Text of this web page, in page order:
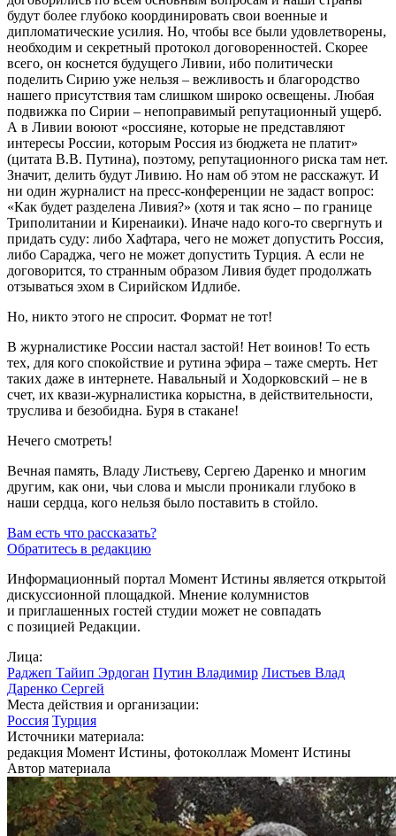
будут более глубоко координировать свои военные и
дипломатические усилия. Но, чтобы все были удовлетворены,
необходим и секретный протокол договоренностей. Скорее
всего, он коснется будущего Ливии, ибо политически
поделить Сирию уже нельзя – вежливость и благородство
нашего присутствия там слишком широко освещены. Любая
подвижка по Сирии – непоправимый репутационный ущерб.
А в Ливии воюют «россияне, которые не представляют
интересы России, которым Россия из бюджета не платит»
(цитата В.В. Путина), поэтому, репутационного риска там нет.
Значит, делить будут Ливию. Но нам об этом не расскажут. И
ни один журналист на пресс-конференции не задаст вопрос:
«Как будет разделена Ливия?» (хотя и так ясно – по границе
Триполитании и Киренаики). Иначе надо кого-то свергнуть и
придать суду: либо Хафтара, чего не может допустить Россия,
либо Сараджа, чего не может допустить Турция. А если не
договорится, то странным образом Ливия будет продолжать
отзываться эхом в Сирийском Идлибе.
Но, никто этого не спросит. Формат не тот!
В журналистике России настал застой! Нет воинов! То есть
тех, для кого спокойствие и рутина эфира – таже смерть. Нет
таких даже в интернете. Навальный и Ходорковский – не в
счет, их квази-журналистика корыстна, в действительности,
труслива и безобидна. Буря в стакане!
Нечего смотреть!
Вечная память, Владу Листьеву, Сергею Даренко и многим
другим, как они, чьи слова и мысли проникали глубоко в
наши сердца, кого нельзя было поставить в стойло.
Вам есть что рассказать?
Обратитесь в редакцию
Информационный портал Момент Истины является открытой
дискуссионной площадкой. Мнение колумнистов
и приглашенных гостей студии может не совпадать
с позицией Редакции.
Лица:
Раджеп Тайип Эрдоган Путин Владимир Листьев Влад
Даренко Сергей
Места действия и организации:
Россия Турция
Источники материала:
редакция Момент Истины, фотоколлаж Момент Истины
Автор материала